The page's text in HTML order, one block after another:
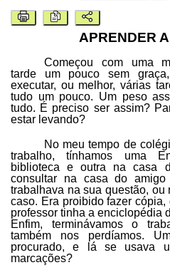
APRENDER
Começou com uma
tarde um pouco sem
executar, ou melhor, várias
tudo um pouco. Um peso
tudo. É preciso ser assim?
estar levando?
No meu tempo de
trabalho, tínhamos uma
biblioteca e outra na casa
consultar na casa do
trabalhava na sua questão, ou
caso. Era proibido fazer
professor tinha a enciclopédia
Enfim, terminávamos o
também nos perdíamos.
procurado, e lá se usava
marcações?